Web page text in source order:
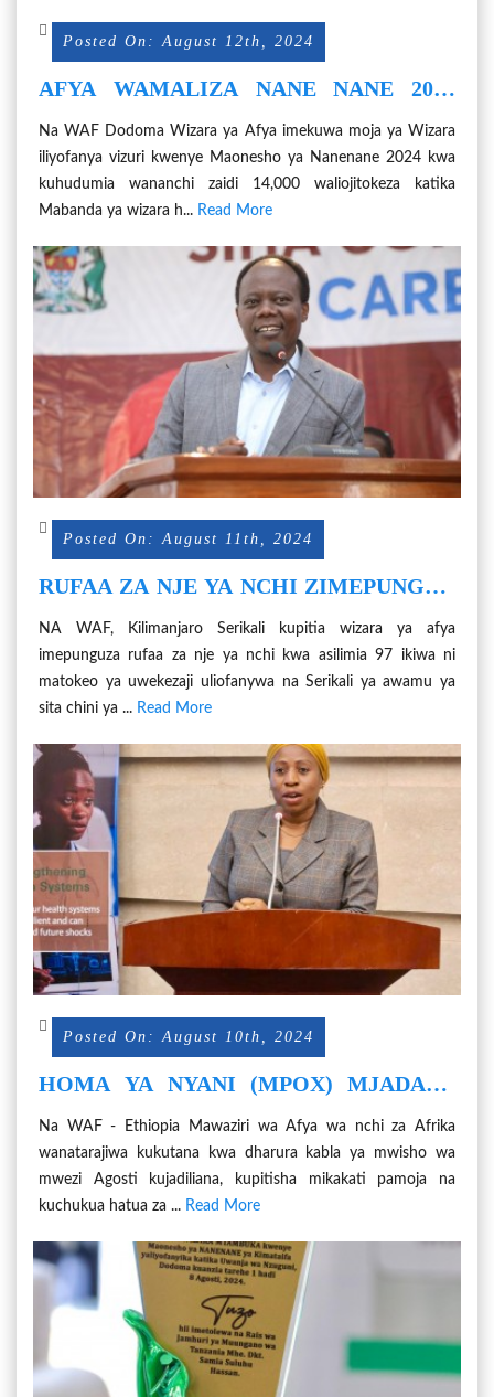
Posted On: August 12th, 2024
AFYA WAMALIZA NANE NANE 2024
WANANCHI ZAIDI YA 14,000
Na WAF Dodoma Wizara ya Afya imekuwa moja ya Wizara
iliyofanya vizuri kwenye Maonesho ya Nanenane 2024 kwa
kuhudumia wananchi zaidi 14,000 waliojitokeza katika
Mabanda ya wizara h... Read More
Posted On: August 11th, 2024
RUFAA ZA NJE YA NCHI ZIMEPUNGUA
NA WAF, Kilimanjaro Serikali kupitia wizara ya afya
imepunguza rufaa za nje ya nchi kwa asilimia 97 ikiwa ni
matokeo ya uwekezaji uliofanywa na Serikali ya awamu ya
sita chini ya ... Read More
Posted On: August 10th, 2024
HOMA YA NYANI (MPOX) MJADALA
AFYA AFRIKA
Na WAF - Ethiopia Mawaziri wa Afya wa nchi za Afrika
wanatarajiwa kukutana kwa dharura kabla ya mwisho wa
mwezi Agosti kujadiliana, kupitisha mikakati pamoja na
kuchukua hatua za ... Read More